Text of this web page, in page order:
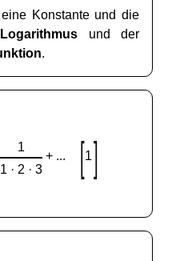
Konstante und die
und der
.
1
1 · 2 · 3
+ ... [1]